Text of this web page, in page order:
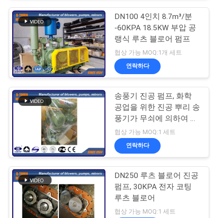
행
품
질
관
리
락
주
DN100 4인치 8.7m³/분
-60KPA 18.5KW 부압 공
랭식 루츠 블로어 펌프
협상 가능 MOQ:1개 세트
연락하다
송풍기 진공 펌프, 화학
공업을 위한 진공 뿌리 송
풍기가 무쇠에 의하여 뿌
리박습니다
협상 가능 MOQ:1 세트
연락하다
DN250 루츠 블로어 진공
펌프, 30KPA 전자 코팅
루츠 블로어
협상 가능 MOQ:1 세트